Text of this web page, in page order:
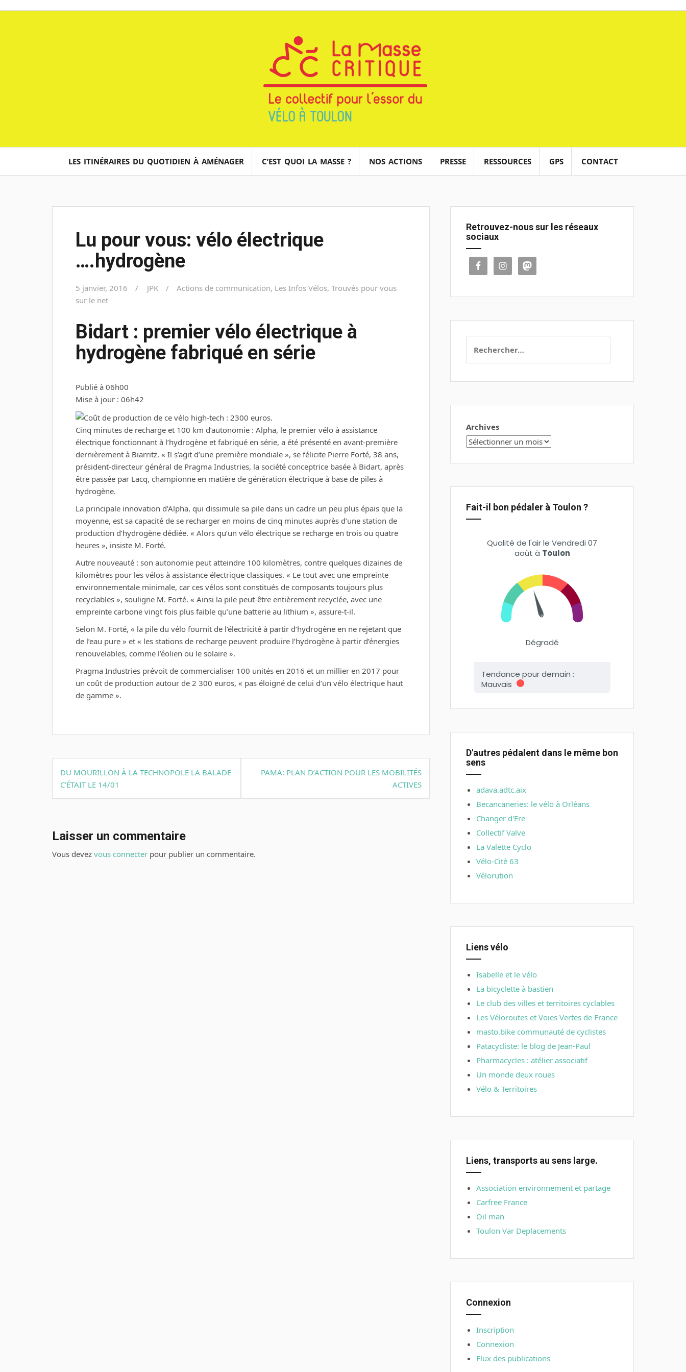
LES ITINÉRAIRES DU QUOTIDIEN À AMÉNAGER C’EST QUOI LA MASSE ? NOS ACTIONS PRESSE RESSOURCES GPS CONTACT
Lu pour vous: vélo électrique
….hydrogène
5 janvier, 2016 JPK Actions de communication, Les Infos Vélos, Trouvés pour vous
sur le net
Bidart : premier vélo électrique à
hydrogène fabriqué en série
Publié à 06h00
Mise à jour : 06h42
Cinq minutes de recharge et 100 km d’autonomie : Alpha, le premier vélo à assistance
électrique fonctionnant à l’hydrogène et fabriqué en série, a été présenté en avant-première
dernièrement à Biarritz. « Il s’agit d’une première mondiale », se félicite Pierre Forté, 38 ans,
président-directeur général de Pragma Industries, la société conceptrice basée à Bidart, après
être passée par Lacq, championne en matière de génération électrique à base de piles à
hydrogène.
La principale innovation d’Alpha, qui dissimule sa pile dans un cadre un peu plus épais que la
moyenne, est sa capacité de se recharger en moins de cinq minutes auprès d’une station de
production d’hydrogène dédiée. « Alors qu’un vélo électrique se recharge en trois ou quatre
heures », insiste M. Forté.
Autre nouveauté : son autonomie peut atteindre 100 kilomètres, contre quelques dizaines de
kilomètres pour les vélos à assistance électrique classiques. « Le tout avec une empreinte
environnementale minimale, car ces vélos sont constitués de composants toujours plus
recyclables », souligne M. Forté. « Ainsi la pile peut-être entièrement recyclée, avec une
empreinte carbone vingt fois plus faible qu’une batterie au lithium », assure-t-il.
Selon M. Forté, « la pile du vélo fournit de l’électricité à partir d’hydrogène en ne rejetant que
de l’eau pure » et « les stations de recharge peuvent produire l’hydrogène à partir d’énergies
renouvelables, comme l’éolien ou le solaire ».
Pragma Industries prévoit de commercialiser 100 unités en 2016 et un millier en 2017 pour
un coût de production autour de 2 300 euros, « pas éloigné de celui d’un vélo électrique haut
de gamme ».
Navigation
de
l’article
DU MOURILLON À LA TECHNOPOLE LA BALADE
C’ÉTAIT LE 14/01
PAMA: PLAN D’ACTION POUR LES MOBILITÉS
ACTIVES
Laisser un commentaire
Vous devez vous connecter pour publier un commentaire.
Retrouvez-nous sur les réseaux
sociaux
Archives
Fait-il bon pédaler à Toulon ?
D'autres pédalent dans le même bon
sens
adava.adtc.aix
Becancaneries: le vélo à Orléans
Changer d'Ere
Collectif Valve
La Valette Cyclo
Vélo-Cité 63
Vélorution
Liens vélo
Isabelle et le vélo
La bicyclette à bastien
Le club des villes et territoires cyclables
Les Véloroutes et Voies Vertes de France
masto.bike communauté de cyclistes
Patacycliste: le blog de Jean-Paul
Pharmacycles : atélier associatif
Un monde deux roues
Vélo & Territoires
Liens, transports au sens large.
Association environnement et partage
Carfree France
Oil man
Toulon Var Deplacements
Connexion
Inscription
Connexion
Flux des publications